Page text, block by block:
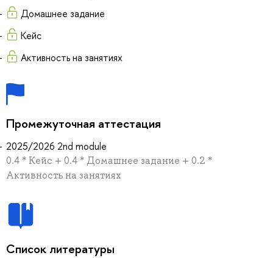
Домашнее задание
Кейс
Активность на занятиях
Промежуточная аттестация
2025/2026 2nd module
0.4 * Кейс + 0.4 * Домашнее задание + 0.2 *
Активность на занятиях
Список литературы